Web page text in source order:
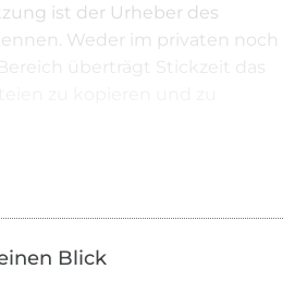
ist der Urheber des
Weder im privaten noch
überträgt Stickzeit das
Blick